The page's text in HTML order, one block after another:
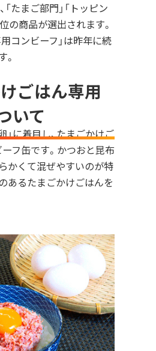
たまご部門」「トッピン
の商品が選出されます。
コンビーフ」は昨年に続
ごはん専用
いて
」に着目し、たまごかけご
フ缶です。かつおと昆布
かくて混ぜやすいのが特
あるたまごかけごはんを